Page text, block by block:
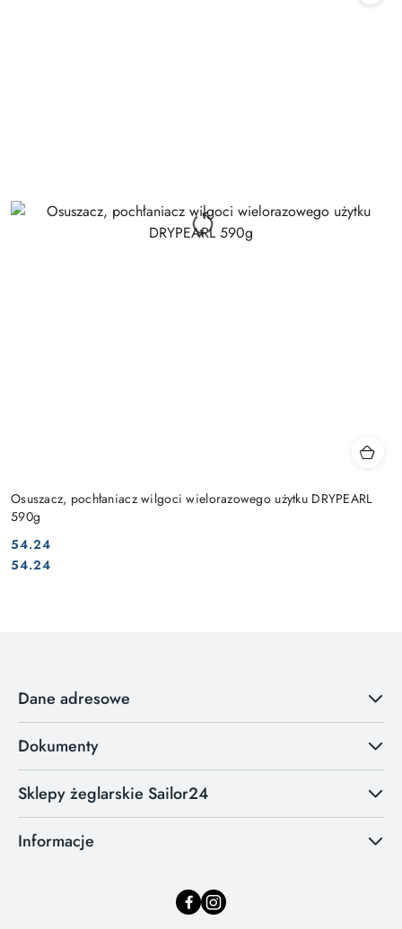
Osuszacz, pochłaniacz wilgoci wielorazowego użytku DRYPEARL
590g
Cena:
54.24
Cena:
54.24
Dane adresowe
Dokumenty
Sklepy żeglarskie Sailor24
Informacje